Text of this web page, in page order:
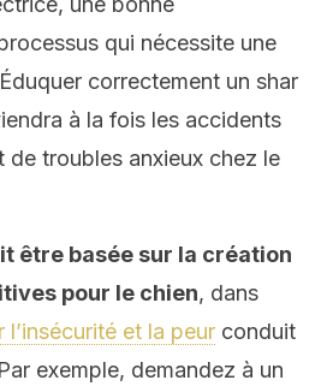
qui nécessite une
correctement un shar
à la fois les accidents
de troubles anxieux chez le
être basée sur la création
pour le chien, dans
l’insécurité et la peur conduit
exemple, demandez à un